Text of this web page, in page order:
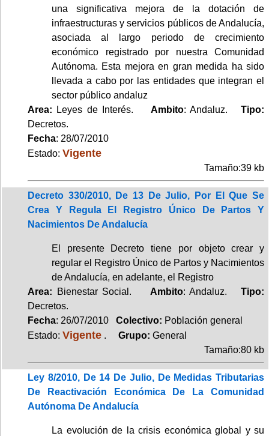
una significativa mejora de la dotación de
infraestructuras y servicios públicos de Andalucía,
asociada al largo periodo de crecimiento
económico registrado por nuestra Comunidad
Autónoma. Esta mejora en gran medida ha sido
llevada a cabo por las entidades que integran el
sector público andaluz
Area: Leyes de Interés. Ambito: Andaluz.Tipo:
Decretos.
Fecha: 28/07/2010
Estado: Vigente
Tamaño:39 kb
Decreto 330/2010, De 13 De Julio, Por El Que Se
Crea Y Regula El Registro Único De Partos Y
Nacimientos De Andalucía
El presente Decreto tiene por objeto crear y
regular el Registro Único de Partos y Nacimientos
de Andalucía, en adelante, el Registro
Area: Bienestar Social. Ambito: Andaluz.Tipo:
Decretos.
Fecha: 26/07/2010 Colectivo: Población general
Estado: Vigente . Grupo: General
Tamaño:80 kb
Ley 8/2010, De 14 De Julio, De Medidas Tributarias
De Reactivación Económica De La Comunidad
Autónoma De Andalucía
La evolución de la crisis económica global y su